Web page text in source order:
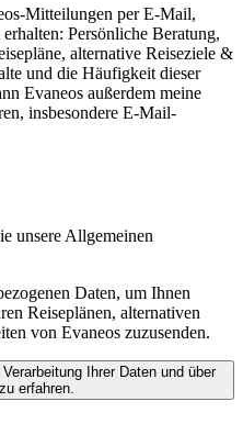
Mitteilungen per E-Mail,
Persönliche Beratung,
alternative Reiseziele &
und die Häufigkeit dieser
Evaneos außerdem meine
insbesondere E-Mail-
unsere Allgemeinen
Daten, um Ihnen
Reiseplänen, alternativen
von Evaneos zuzusenden.
Ihrer Daten und über
erfahren.